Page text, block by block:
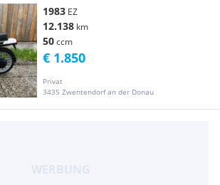
1983 EZ
12.138 km
50ccm
Privat
3435 Zwentendorf an der Donau
€ 1.850